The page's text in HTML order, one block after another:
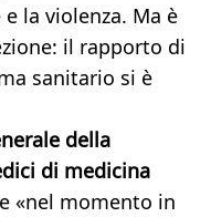
la violenza. Ma è
il rapporto di
sanitario si è
della
di medicina
«nel momento in